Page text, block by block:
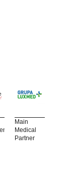
Main
Medical
Partner